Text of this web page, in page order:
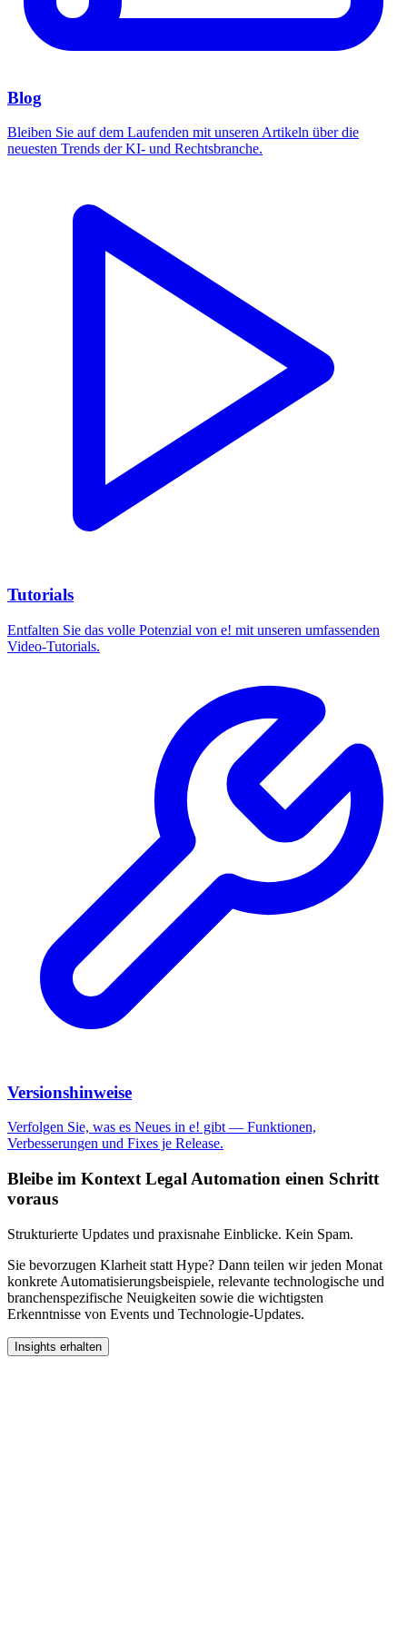
Blog
Bleiben Sie auf dem Laufenden mit unseren Artikeln über die
neuesten Trends der KI- und Rechtsbranche.
Tutorials
Entfalten Sie das volle Potenzial von e! mit unseren umfassenden
Video-Tutorials.
Versionshinweise
Verfolgen Sie, was es Neues in e! gibt — Funktionen,
Verbesserungen und Fixes je Release.
Bleibe im Kontext Legal Automation einen Schritt
voraus
Strukturierte Updates und praxisnahe Einblicke. Kein Spam.
Sie bevorzugen Klarheit statt Hype? Dann teilen wir jeden Monat
konkrete Automatisierungsbeispiele, relevante technologische und
branchenspezifische Neuigkeiten sowie die wichtigsten
Erkenntnisse von Events und Technologie-Updates.
Insights erhalten